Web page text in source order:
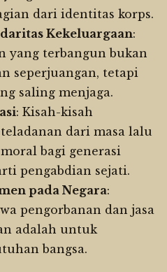
dari identitas korps.
Kekeluargaan:
yang terbangun bukan
seperjuangan, tetapi
saling menjaga.
: Kisah-kisah
dari masa lalu
bagi generasi
pengabdian sejati.
pada Negara:
pengorbanan dan jasa
adalah untuk
bangsa.